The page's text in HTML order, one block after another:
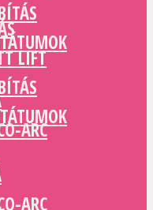
ARC
LIFT
ARC